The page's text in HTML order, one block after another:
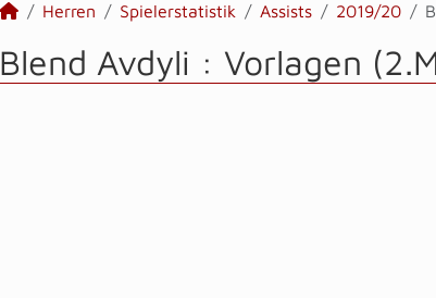
Herren Spielerstatistik Assists 2019/20
Blend Avdyli : Vorlagen